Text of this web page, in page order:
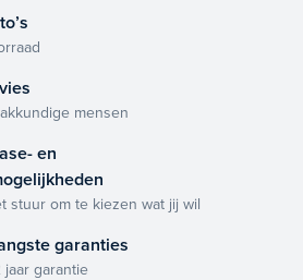
mensen
en
stuur om te kiezen wat jij wil
garanties
garantie